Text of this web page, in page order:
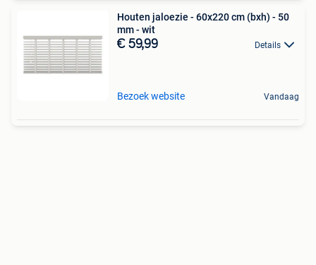
Houten jaloezie - 60x220 cm (bxh) - 50
mm - wit
€ 59,99 Details
Bezoek website Vandaag